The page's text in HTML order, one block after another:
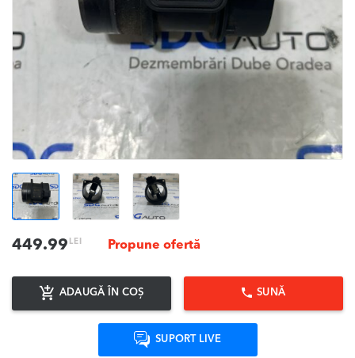
449.99 LEI Propune ofertă
ADAUGĂ ÎN COȘ SUNĂ
SUPORT LIVE